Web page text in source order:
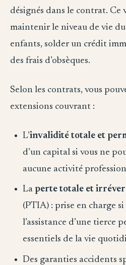
désignés dans le contrat. Ce
maintenir le niveau de vie
enfants, solder un crédit
des frais d’obsèques.
Selon les contrats, vous
extensions couvrant :
L’invalidité totale et
d’un capital si vous ne
aucune activité
La perte totale et
(PTIA) : prise en charge si
l’assistance d’une tierce
essentiels de la vie
Des garanties accidents